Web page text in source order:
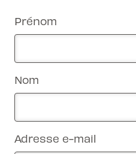
Prénom
Nom
Adresse e-mail